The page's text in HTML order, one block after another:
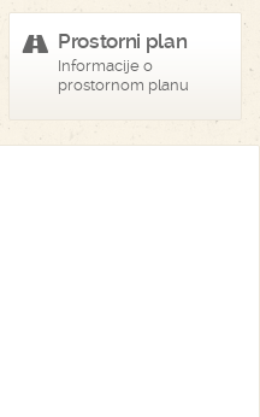
Prostorni plan
Informacije o
prostornom planu